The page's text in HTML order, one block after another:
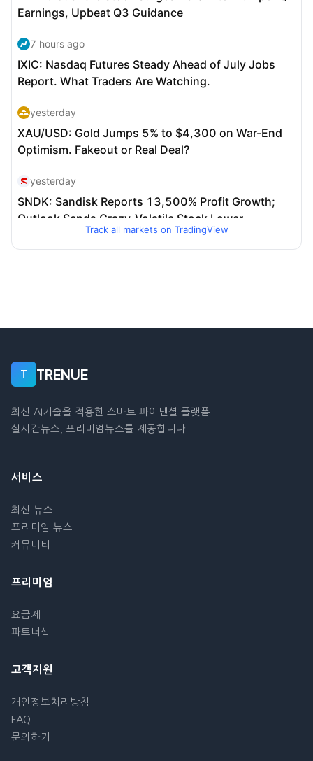
Track all markets on TradingView
T TRENUE
최신 AI기술을 적용한 스마트 파이낸셜 플랫폼.
실시간뉴스, 프리미엄뉴스를 제공합니다.
서비스
최신 뉴스
프리미엄 뉴스
커뮤니티
프리미엄
요금제
파트너십
고객지원
개인정보처리방침
FAQ
문의하기